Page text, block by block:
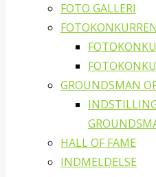
FOTO GALLERI
GROUNDSMAN
HALL OF FAME
INDMELDELSE